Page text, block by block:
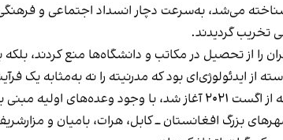
می‌شد، به‌سرعت دچار انسداد اجتماعی و
تخریب گردیدند.
را از تحصیل در مکاتب و دانشگاه‌ها منع کردند،
از ایدئولوژی‌ای بود که مدرنیته را نه به‌مثابه یک
در دوره دوم حکومت طالبان که از اگست ۲۰۲۱ آغاز
بزرگ افغانستان ــ کابل، هرات، بامیان و